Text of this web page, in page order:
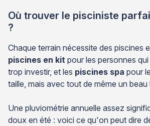
Où trouver le pisciniste
?
Chaque terrain nécessite des piscines
piscines en kit pour les personnes
trop investir, et les piscines spa pour
taille, mais avec tout de même un
Une pluviométrie annuelle assez
doux en été : voici ce qu'on peut dire